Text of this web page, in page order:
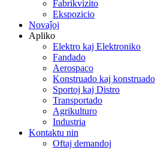
Fabrikvizito
Ekspozicio
Novaĵoj
Apliko
Elektro kaj Elektroniko
Fandado
Aerospaco
Konstruado kaj konstruado
Sportoj kaj Distro
Transportado
Agrikulturo
Industria
Kontaktu nin
Oftaj demandoj